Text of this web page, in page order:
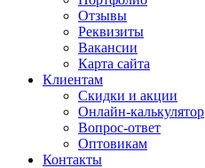
Отзывы
Реквизиты
Вакансии
Карта сайта
Клиентам
Скидки и акции
Онлайн-калькулятор
Вопрос-ответ
Оптовикам
Контакты